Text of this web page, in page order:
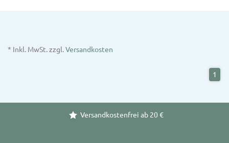
* Inkl. MwSt. zzgl.Versandkosten
1
Versandkostenfrei ab 20 €